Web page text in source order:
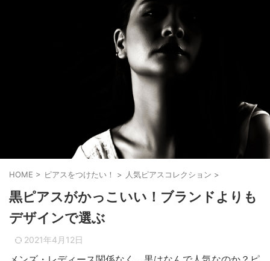
HOME > ピアスをつけたい！ > 人気ピアスコレクション >
黒ピアスがかっこいい！ブランドよりも
デザインで選ぶ
2021年4月12日